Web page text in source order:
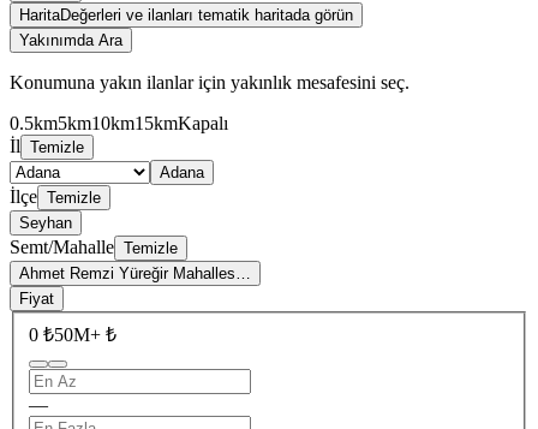
HaritaDeğerleri ve ilanları tematik haritada görün
Yakınımda Ara
Konumuna yakın ilanlar için yakınlık mesafesini seç.
0.5km5km10km15kmKapalı
İl Temizle
Adana
İlçe Temizle
Seyhan
Semt/Mahalle Temizle
Ahmet Remzi Yüreğir Mahalles…
Fiyat
0 ₺50M+ ₺
—